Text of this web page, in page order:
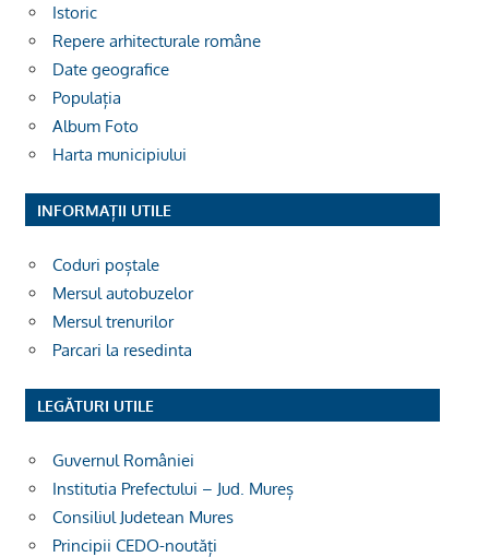
Istoric
Repere arhitecturale române
Date geografice
Populația
Album Foto
Harta municipiului
INFORMAȚII UTILE
Coduri poștale
Mersul autobuzelor
Mersul trenurilor
Parcari la resedinta
LEGĂTURI UTILE
Guvernul României
Institutia Prefectului – Jud. Mureș
Consiliul Judetean Mures
Principii CEDO-noutăți